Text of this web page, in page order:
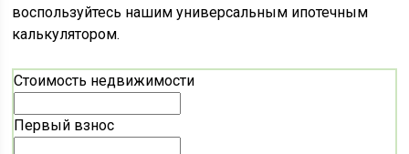
воспользуйтесь нашим универсальным ипотечным
калькулятором.
Стоимость недвижимости
Первый взнос